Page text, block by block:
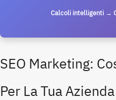
Calcoli intelligenti →
SEO Marketing:
Per La Tua Azienda